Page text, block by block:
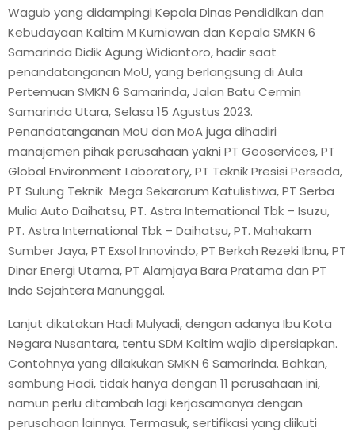
Wagub yang didampingi Kepala Dinas Pendidikan dan
Kebudayaan Kaltim M Kurniawan dan Kepala SMKN 6
Samarinda Didik Agung Widiantoro, hadir saat
penandatanganan MoU, yang berlangsung di Aula
Pertemuan SMKN 6 Samarinda, Jalan Batu Cermin
Samarinda Utara, Selasa 15 Agustus 2023.
Penandatanganan MoU dan MoA juga dihadiri
manajemen pihak perusahaan yakni PT Geoservices, PT
Global Environment Laboratory, PT Teknik Presisi Persada,
PT Sulung Teknik Mega Sekararum Katulistiwa, PT Serba
Mulia Auto Daihatsu, PT. Astra International Tbk – Isuzu,
PT. Astra International Tbk – Daihatsu, PT. Mahakam
Sumber Jaya, PT Exsol Innovindo, PT Berkah Rezeki Ibnu, PT
Dinar Energi Utama, PT Alamjaya Bara Pratama dan PT
Indo Sejahtera Manunggal.
Lanjut dikatakan Hadi Mulyadi, dengan adanya Ibu Kota
Negara Nusantara, tentu SDM Kaltim wajib dipersiapkan.
Contohnya yang dilakukan SMKN 6 Samarinda. Bahkan,
sambung Hadi, tidak hanya dengan 11 perusahaan ini,
namun perlu ditambah lagi kerjasamanya dengan
perusahaan lainnya. Termasuk, sertifikasi yang diikuti